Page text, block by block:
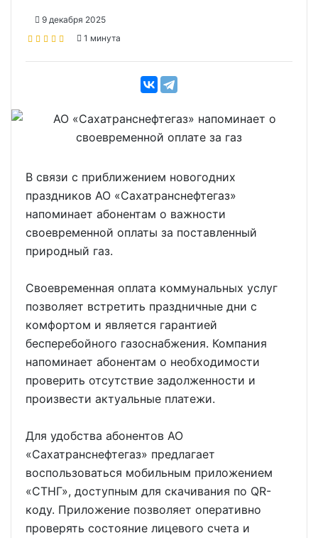
9 декабря 2025
1 минута
В связи с приближением новогодних
праздников АО «Сахатранснефтегаз»
напоминает абонентам о важности
своевременной оплаты за поставленный
природный газ.
Своевременная оплата коммунальных услуг
позволяет встретить праздничные дни с
комфортом и является гарантией
бесперебойного газоснабжения. Компания
напоминает абонентам о необходимости
проверить отсутствие задолженности и
произвести актуальные платежи.
Для удобства абонентов АО
«Сахатранснефтегаз» предлагает
воспользоваться мобильным приложением
«СТНГ», доступным для скачивания по QR-
коду. Приложение позволяет оперативно
проверять состояние лицевого счета и